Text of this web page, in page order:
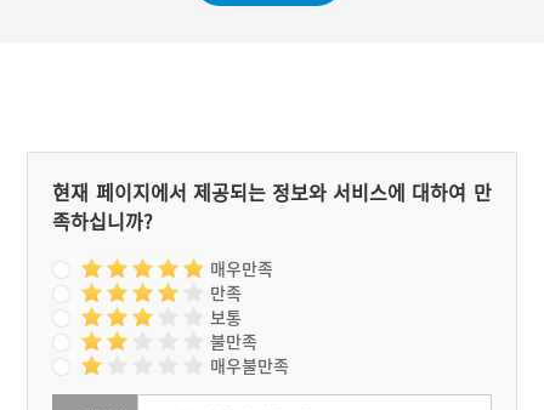
현재 페이지에서 제공되는 정보와 서비스에 대하여 만
족하십니까?
매우만족
만족
보통
불만족
매우불만족